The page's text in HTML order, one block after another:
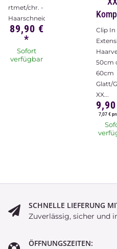
rtmet/chr. -
Haarschneidemaschine
89,90 €
*
Sofort
verfügbar
Clip In
50cm
60cm
Glatt/
XX...
7,07 €
SCHNELLE LIEFERUNG
Zuverlässig, sicher und
ÖFFNUNGSZEITEN: